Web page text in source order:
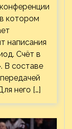
котором
написания
Счёт в
В составе
него […]